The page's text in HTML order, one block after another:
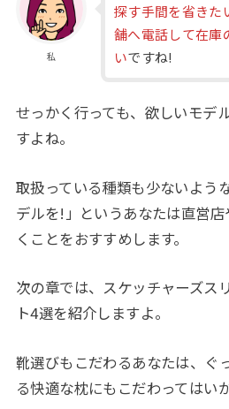
私
探す手間を省きた
舗へ電話して在庫
いですね!
せっかく行っても、欲しいモデ
すよね。
取扱っている種類も少ないよう
デルを!」というあなたは直営
くことをおすすめします。
次の章では、スケッチャーズス
ト4選を紹介しますよ。
靴選びもこだわるあなたは、ぐ
る快適な枕にもこだわってはい